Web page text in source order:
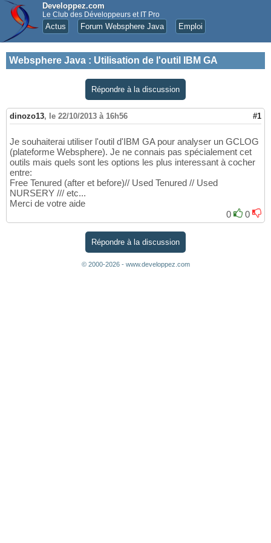
Developpez.com
Le Club des Développeurs et IT Pro
Actus Forum Websphere Java Emploi
Websphere Java : Utilisation de l'outil IBM GA
Répondre à la discussion
dinozo13, le 22/10/2013 à 16h56 #1
Je souhaiterai utiliser l'outil d'IBM GA pour analyser un GCLOG
(plateforme Websphere). Je ne connais pas spécialement cet
outils mais quels sont les options les plus interessant à cocher
entre:
Free Tenured (after et before)// Used Tenured // Used
NURSERY /// etc...
Merci de votre aide
0
0
Répondre à la discussion
© 2000-2026 - www.developpez.com